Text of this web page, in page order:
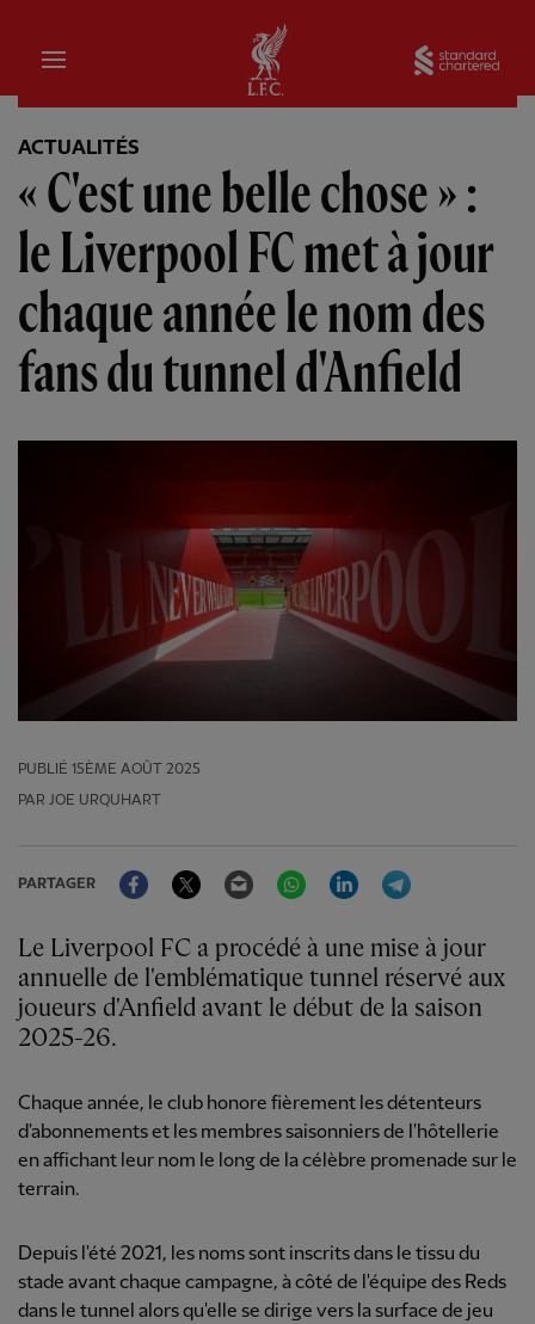
Domicile
ACTUALITÉS
« C'est une belle chose » :
le Liverpool FC met à jour
chaque année le nom des
fans du tunnel d'Anfield
PUBLIÉ 15ÈME AOÛT 2025
PAR JOE URQUHART
PARTAGER
FacebookTwitter Email WhatsAppLinkedIn
Le Liverpool FC a procédé à une mise à jour
annuelle de l'emblématique tunnel réservé aux
joueurs d'Anfield avant le début de la saison
2025-26.
Chaque année, le club honore fièrement les détenteurs
d'abonnements et les membres saisonniers de l'hôtellerie
en affichant leur nom le long de la célèbre promenade sur le
terrain.
Depuis l'été 2021, les noms sont inscrits dans le tissu du
stade avant chaque campagne, à côté de l'équipe des Reds
dans le tunnel alors qu'elle se dirige vers la surface de jeu